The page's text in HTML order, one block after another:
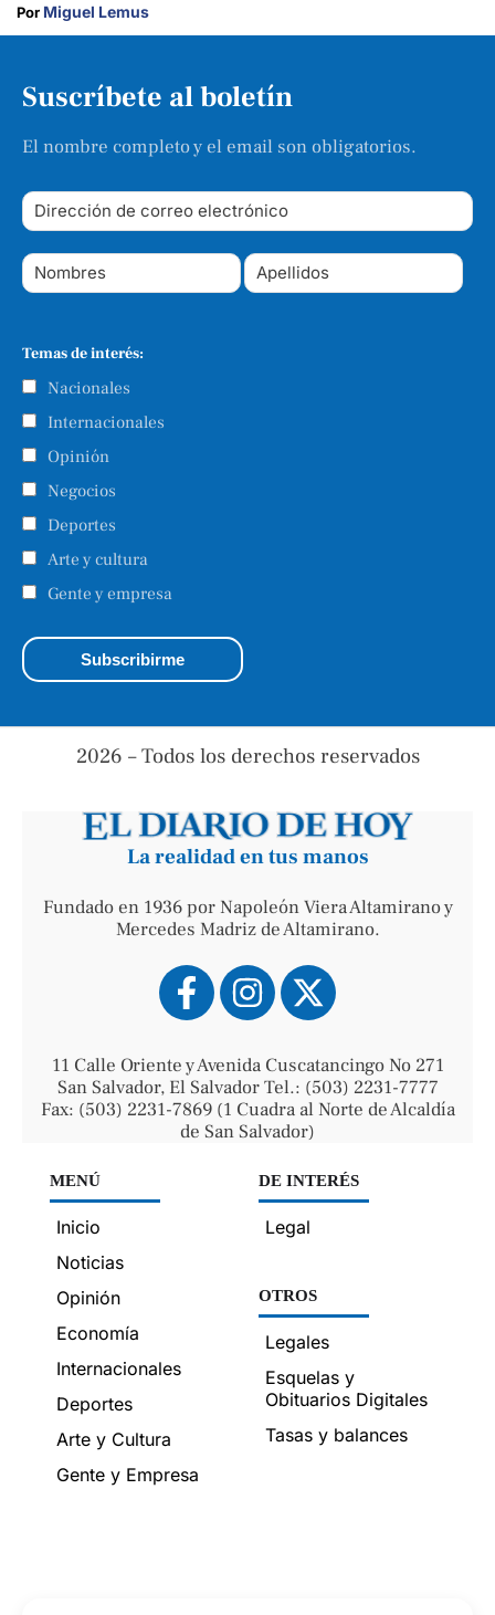
Por Miguel Lemus
Suscríbete al boletín
El nombre completo y el email son obligatorios.
Temas de interés:
Nacionales
Internacionales
Opinión
Negocios
Deportes
Arte y cultura
Gente y empresa
2026 – Todos los derechos reservados
La realidad en tus manos
Fundado en 1936 por Napoleón Viera Altamirano y
Mercedes Madriz de Altamirano.
11 Calle Oriente y Avenida Cuscatancingo No 271
San Salvador, El Salvador Tel.: (503) 2231-7777
Fax: (503) 2231-7869 (1 Cuadra al Norte de Alcaldía
de San Salvador)
MENÚ
Inicio
Noticias
Opinión
Economía
Internacionales
Deportes
Arte y Cultura
Gente y Empresa
DE INTERÉS
Legal
OTROS
Legales
Esquelas y
Obituarios Digitales
Tasas y balances